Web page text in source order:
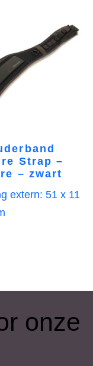
Strap –
– zwart
extern: 51 x 11
onze